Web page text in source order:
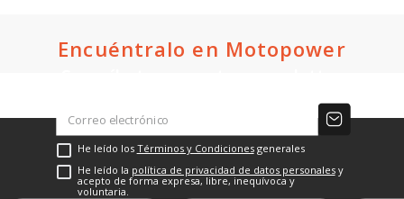
Encuéntralo en Motopower
He leído los Términos y Condicionesgenerales
He leído la política de privacidad de datos personalesy
acepto de forma expresa, libre, inequívoca y
voluntaria.